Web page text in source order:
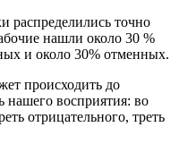
распределились точно
нашли около 30 %
и около 30% отменных.
происходить до
нашего восприятия: во
отрицательного, треть